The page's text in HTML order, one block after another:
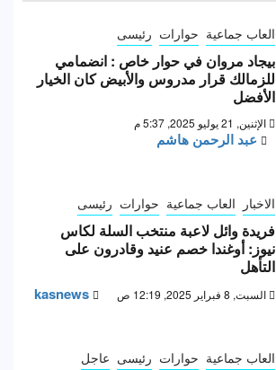
العاب جماعية حوارات رئيسى
بيجاد مروان في حوار خاص : انضمامي
للزمالك قرار مدروس والأبيض كان الخيار
الأفضل
الإثنين, 21 يوليو 2025, 5:37 م
عبد الرحمن هاشم
الاخبار العاب جماعية حوارات رئيسى
فريدة وائل لاعبة منتخب السلة لكاس
نيوز: أوغندا خصم عنيد وقادرون على
التأهل
السبت, 8 فبراير 2025, 12:19 ص kasnews
العاب جماعية حوارات رئيسى عاجل